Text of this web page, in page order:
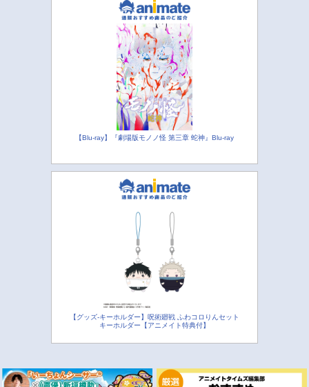
【Blu-ray】『劇場版モノノ怪 第三章 蛇神』Blu-ray
【グッズ-キーホルダー】呪術廻戦 ふわコロりんセット
キーホルダー【アニメイト特典付】